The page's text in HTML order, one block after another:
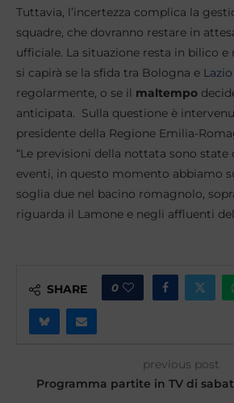
Tuttavia, l’incertezza complica la
squadre, che dovranno restare in
ufficiale. La situazione resta in bilico e
si capirà se la sfida tra Bologna e Lazio
regolarmente, o se il maltempo
anticipata. Sulla questione è
presidente della Regione Emilia-
“Le previsioni della nottata sono
eventi, in questo momento abbiamo
soglia due nel bacino romagnolo,
riguarda il Lamone e negli affluenti del
SHARE 0
previous post
Programma partite in TV di